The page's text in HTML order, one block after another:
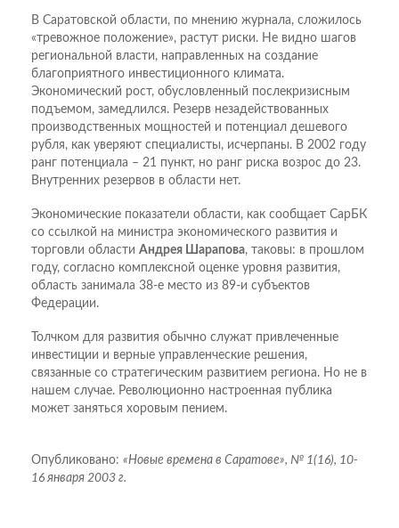
В Саратовской области, по мнению журнала, сложилось
«тревожное положение», растут риски. Не видно шагов
региональной власти, направленных на создание
благоприятного инвестиционного климата.
Экономический рост, обусловленный послекризисным
подъемом, замедлился. Резерв незадействованных
производственных мощностей и потенциал дешевого
рубля, как уверяют специалисты, исчерпаны. В 2002 году
ранг потенциала – 21 пункт, но ранг риска возрос до 23.
Внутренних резервов в области нет.
Экономические показатели области, как сообщает СарБК
со ссылкой на министра экономического развития и
торговли области Андрея Шарапова, таковы: в прошлом
году, согласно комплексной оценке уровня развития,
область занимала 38-е место из 89-и субъектов
Федерации.
Толчком для развития обычно служат привлеченные
инвестиции и верные управленческие решения,
связанные со стратегическим развитием региона. Но не в
нашем случае. Революционно настроенная публика
может заняться хоровым пением.
Опубликовано: «Новые времена в Саратове», № 1(16), 10-
16 января 2003 г.